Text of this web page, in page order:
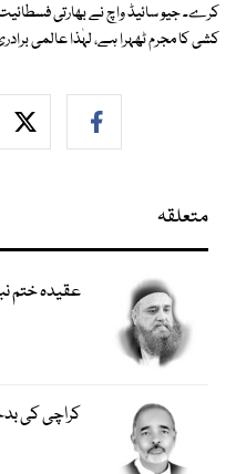
کرے۔ جیو سائیڈ واچ نے بھارتی
کشی کا مجرم ٹھہرا ہے، لہٰذا عالمی
متعلقہ
عقیدہ ختم
کراچی کی